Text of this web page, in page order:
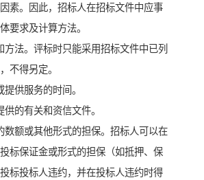
素。因此，招标人在招标文件中应事
要求及计算方法。
方法。评标时只能采用招标文件中已列
不得另定。
供服务的时间。
的有关和资信文件。
数额或其他形式的担保。招标人可以在
标保证金或形式的担保（如抵押、保
标投标人违约，并在投标人违约时得